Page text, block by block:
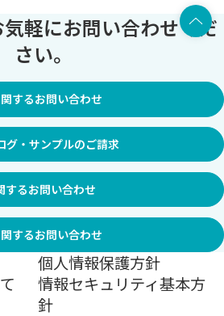
軽にお問い合わせくだ
さい。
するお問い合わせ
グ・サンプルのご請求
するお問い合わせ
するお問い合わせ
個人情報保護方針
情報セキュリティ基本方
針